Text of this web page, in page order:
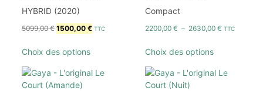
HYBRID (2020)
5099,00€ 1500,00€ TTC
Choix des options
Compact
2200,00€ – 2630,00€ TTC
Choix des options